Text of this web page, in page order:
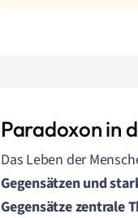
Paradoxon in
Das Leben der
Gegensätzen und
Gegensätze zentrale